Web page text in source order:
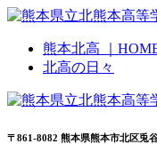
熊本北高 ｜
北高の日々
〒861-8082 熊本県熊本市北区兎